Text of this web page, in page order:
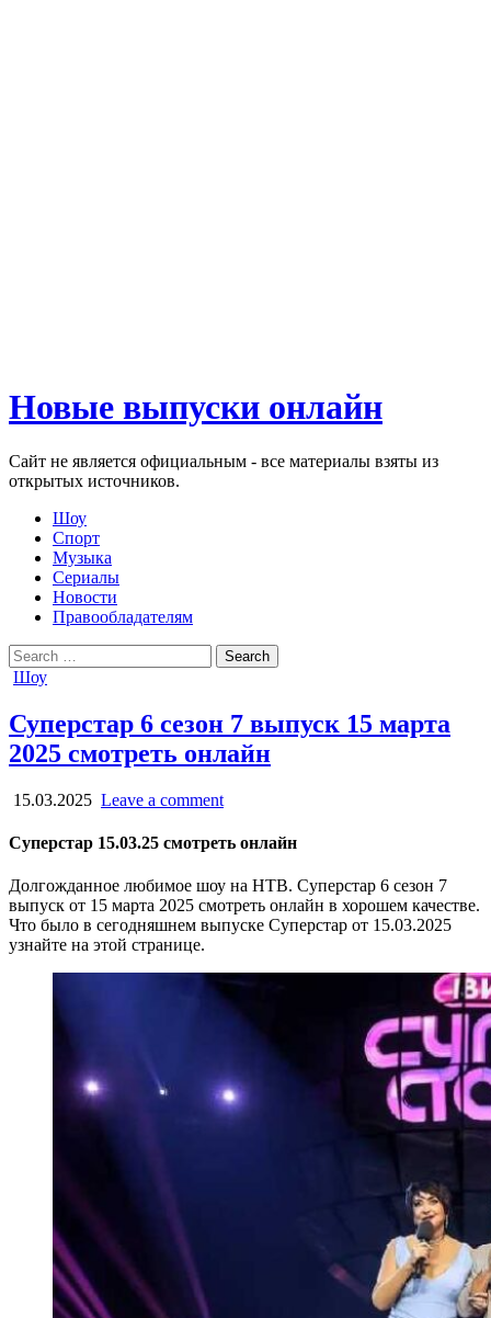
Новые выпуски онлайн
Сайт не является официальным - все материалы взяты из
открытых источников.
Шоу
Спорт
Музыка
Сериалы
Новости
Правообладателям
Search
for:
Posted
Шоу
Суперстар 6 сезон 7 выпуск 15 марта
2025 смотреть онлайн
15.03.2025 Leave a comment
Суперстар 15.03.25 смотреть онлайн
Долгожданное любимое шоу на НТВ. Суперстар 6 сезон 7
выпуск от 15 марта 2025 смотреть онлайн в хорошем качестве.
Что было в сегодняшнем выпуске Суперстар от 15.03.2025
узнайте на этой странице.